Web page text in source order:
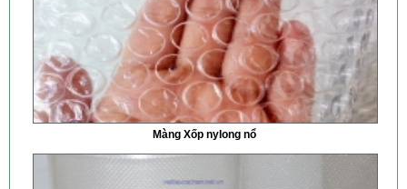
Màng Xốp nylong nổ